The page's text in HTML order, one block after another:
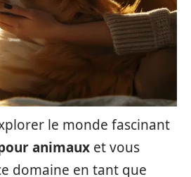
le monde fascinant
animaux et vous
domaine en tant que